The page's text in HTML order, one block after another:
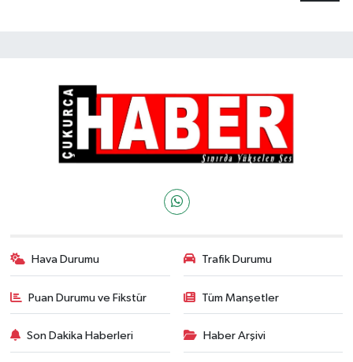
Hava Durumu Trafik Durumu
Puan Durumu ve Fikstür Tüm Manşetler
Son Dakika Haberleri Haber Arşivi